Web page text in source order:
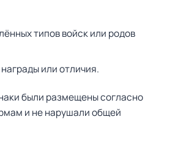
типов войск или родов
или отличия.
были размещены согласно
и не нарушали общей